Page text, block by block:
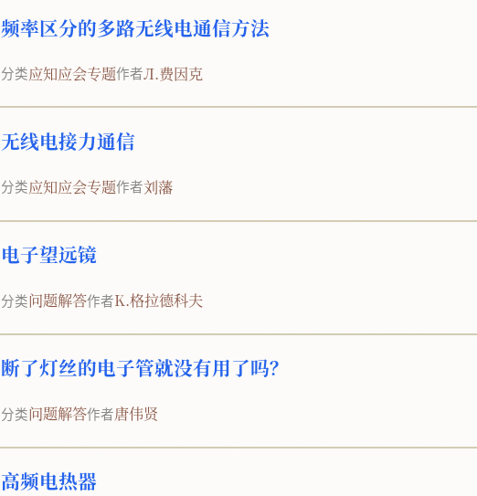
频率区分的多路无线电通信方法
分类应知应会专题作者Л.费因克
无线电接力通信
分类应知应会专题作者刘藩
电子望远镜
分类问题解答作者K.格拉德科夫
断了灯丝的电子管就没有用了吗？
分类问题解答作者唐伟贤
高频电热器